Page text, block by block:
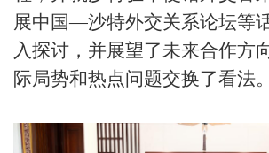
展中国—沙特外交关系论坛等
入探讨，并展望了未来合作方
际局势和热点问题交换了看法。